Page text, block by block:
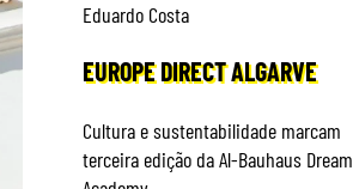
Eduardo Costa
EUROPE DIRECT ALGARVE
Cultura e sustentabilidade marcam
terceira edição da Al-Bauhaus Dream